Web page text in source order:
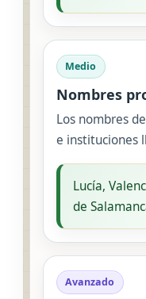
Medio
Nombres
Los nombres
e instituciones
Lucía,
de
Avanzado